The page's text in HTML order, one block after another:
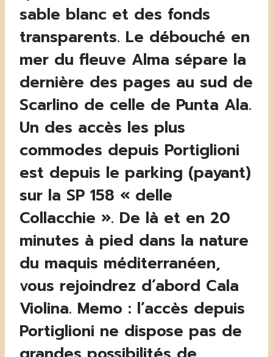
sable blanc et des fonds
transparents. Le débouché en
mer du fleuve Alma sépare la
dernière des pages au sud de
Scarlino de celle de Punta Ala.
Un des accès les plus
commodes depuis Portiglioni
est depuis le parking (payant)
sur la SP 158 « delle
Collacchie ». De là et en 20
minutes à pied dans la nature
du maquis méditerranéen,
vous rejoindrez d’abord Cala
Violina. Memo : l’accès depuis
Portiglioni ne dispose pas de